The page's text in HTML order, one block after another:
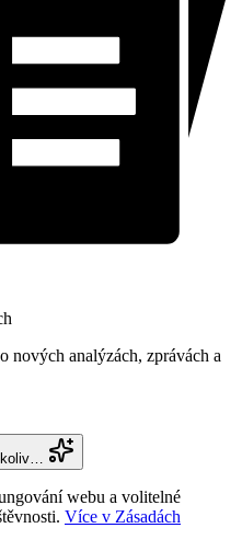
nových analýzách, zprávách a
webu a volitelné
Více v Zásadách